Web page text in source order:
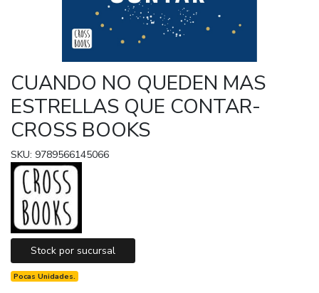
CUANDO NO QUEDEN MAS
ESTRELLAS QUE CONTAR-
CROSS BOOKS
SKU: 9789566145066
Stock por sucursal
Pocas Unidades.